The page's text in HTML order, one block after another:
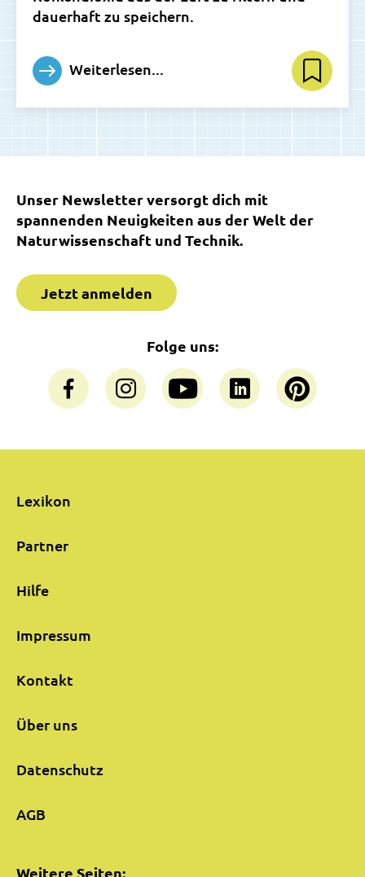
dauerhaft zu speichern.
Weiterlesen...
Unser Newsletter versorgt dich mit
spannenden Neuigkeiten aus der Welt der
Naturwissenschaft und Technik.
Jetzt anmelden
Folge uns:
Lexikon
Partner
Hilfe
Impressum
Kontakt
Über uns
Datenschutz
AGB
Weitere Seiten: